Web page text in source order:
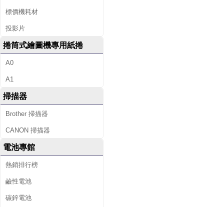
標價機耗材
投影片
捲筒式繪圖機專用紙捲
A0
A1
掃描器
Brother 掃描器
CANON 掃描器
電池專館
熱銷排行榜
鹼性電池
碳鋅電池